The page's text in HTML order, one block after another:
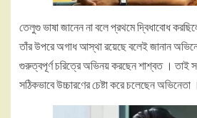
তেলুগু ভাষা জানেন না বলে প্রথমে দ্বিধাবোধ
তাঁর উপরে অগাধ আস্থা রয়েছে বলেই জানান
গুরুত্বপূর্ণ চরিত্রে অভিনয় করছেন শাশ্বত । তাই
সঠিকভাবে উচ্চারণের চেষ্টা করে চলেছেন অভিনেতা ।